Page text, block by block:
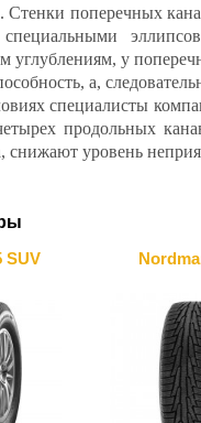
Стенки поперечных
специальными
углублениям, у
а,
специалисты
продольных
снижают уровень
SUV